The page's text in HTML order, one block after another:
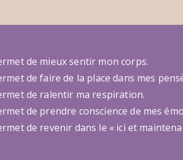
de mieux sentir mon corps.
de faire de la place dans mes
de ralentir ma respiration.
de prendre conscience de mes
de revenir dans le « ici et